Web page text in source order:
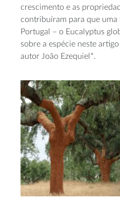
crescimento e as
contribuíram para que uma
Portugal – o Eucalyptus
sobre a espécie neste
autor João Ezequiel*.